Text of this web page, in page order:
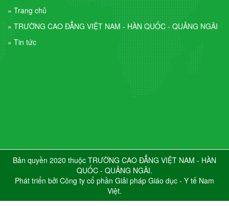
» Trang chủ
» TRƯỜNG CAO ĐẲNG VIỆT NAM - HÀN QUỐC - QUẢNG NGÃI
» Tin tức
Bản quyền 2020 thuộc TRƯỜNG CAO ĐẲNG VIỆT NAM - HÀN
QUỐC - QUẢNG NGÃI.
Phát triển bởi Công ty cổ phần Giải pháp Giáo dục - Y tế Nam
Việt.